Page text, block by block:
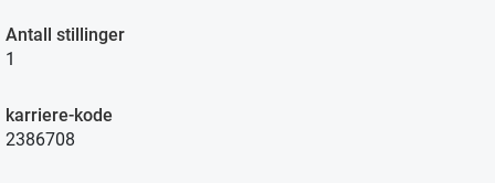
Antall stillinger
1
karriere-kode
2386708